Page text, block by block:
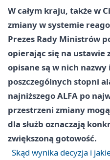
W całym kraju, także w
zmiany w systemie
Prezes Rady Ministrów
opierając się na ustawie
opisane są w nich nazwy
poszczególnych stopni
najniższegoALFA po
przestrzeni zmiany
dla służb oznaczają
zwiększoną gotowość.
Skąd wynika decyzja i